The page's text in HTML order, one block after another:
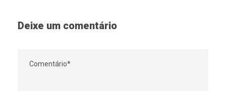
Deixe um comentário